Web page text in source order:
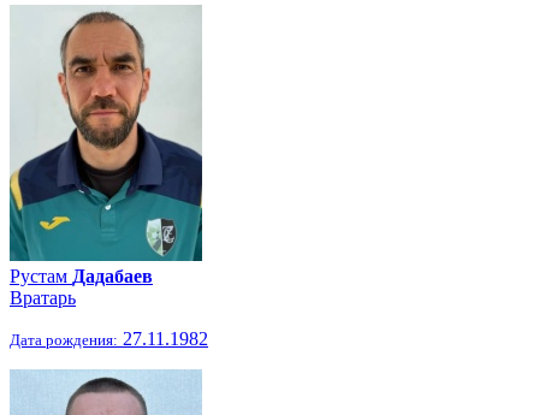
Рустам Дадабаев
Вратарь
Дата рождения: 27.11.1982